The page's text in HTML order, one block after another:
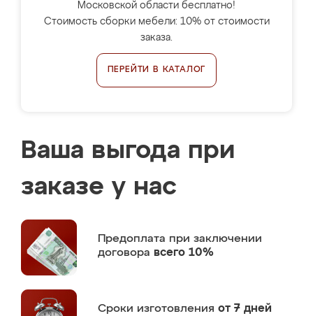
Московской области бесплатно!
Стоимость сборки мебели: 10% от стоимости
заказа.
ПЕРЕЙТИ В КАТАЛОГ
Ваша выгода при
заказе у нас
Предоплата при заключении
договора всего 10%
Сроки изготовления от 7 дней